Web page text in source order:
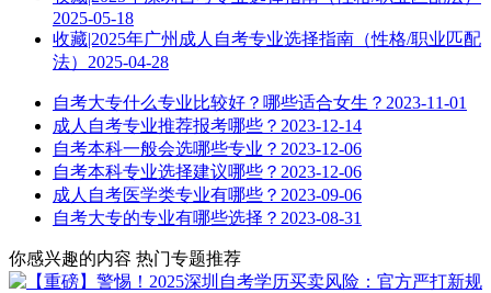
2025-05-18
收藏|2025年广州成人自考专业选择指南（性格/职业匹配
法） 2025-04-28
自考大专什么专业比较好？哪些适合女生？ 2023-11-01
成人自考专业推荐报考哪些？ 2023-12-14
自考本科一般会选哪些专业？ 2023-12-06
自考本科专业选择建议哪些？ 2023-12-06
成人自考医学类专业有哪些？ 2023-09-06
自考大专的专业有哪些选择？ 2023-08-31
你感兴趣的内容 热门专题推荐